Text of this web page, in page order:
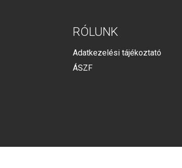
RÓLUNK
Adatkezelési tájékoztató
ÁSZF